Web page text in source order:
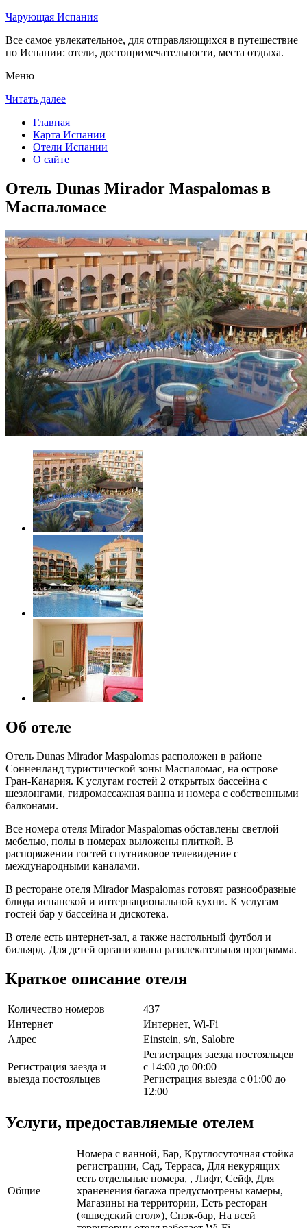
Чарующая Испания
Все самое увлекательное, для отправляющихся в путешествие
по Испании: отели, достопримечательности, места отдыха.
Меню
Читать далее
Главная
Карта Испании
Отели Испании
О сайте
Отель Dunas Mirador Maspalomas в
Маспаломасе
Об отеле
Отель Dunas Mirador Maspalomas расположен в районе
Сонненланд туристической зоны Маспаломас, на острове
Гран-Канария. К услугам гостей 2 открытых бассейна с
шезлонгами, гидромассажная ванна и номера с собственными
балконами.
Все номера отеля Mirador Maspalomas обставлены светлой
мебелью, полы в номерах выложены плиткой. В
распоряжении гостей спутниковое телевидение с
международными каналами.
В ресторане отеля Mirador Maspalomas готовят разнообразные
блюда испанской и интернациональной кухни. К услугам
гостей бар у бассейна и дискотека.
В отеле есть интернет-зал, а также настольный футбол и
бильярд. Для детей организована развлекательная программа.
Краткое описание отеля
Количество номеров
437
Интернет
Интернет, Wi-Fi
Адрес
Einstein, s/n, Salobre
Регистрация заезда и
выезда постояльцев
Регистрация заезда постояльцев
с 14:00 до 00:00
Регистрация выезда с 01:00 до
12:00
Услуги, предоставляемые отелем
Общие
Номера с ванной, Бар, Круглосуточная стойка
регистрации, Сад, Терраса, Для некурящих
есть отдельные номера, , Лифт, Сейф, Для
храненения багажа предусмотрены камеры,
Магазины на территории, Есть ресторан
(«шведский стол»), Снэк-бар, На всей